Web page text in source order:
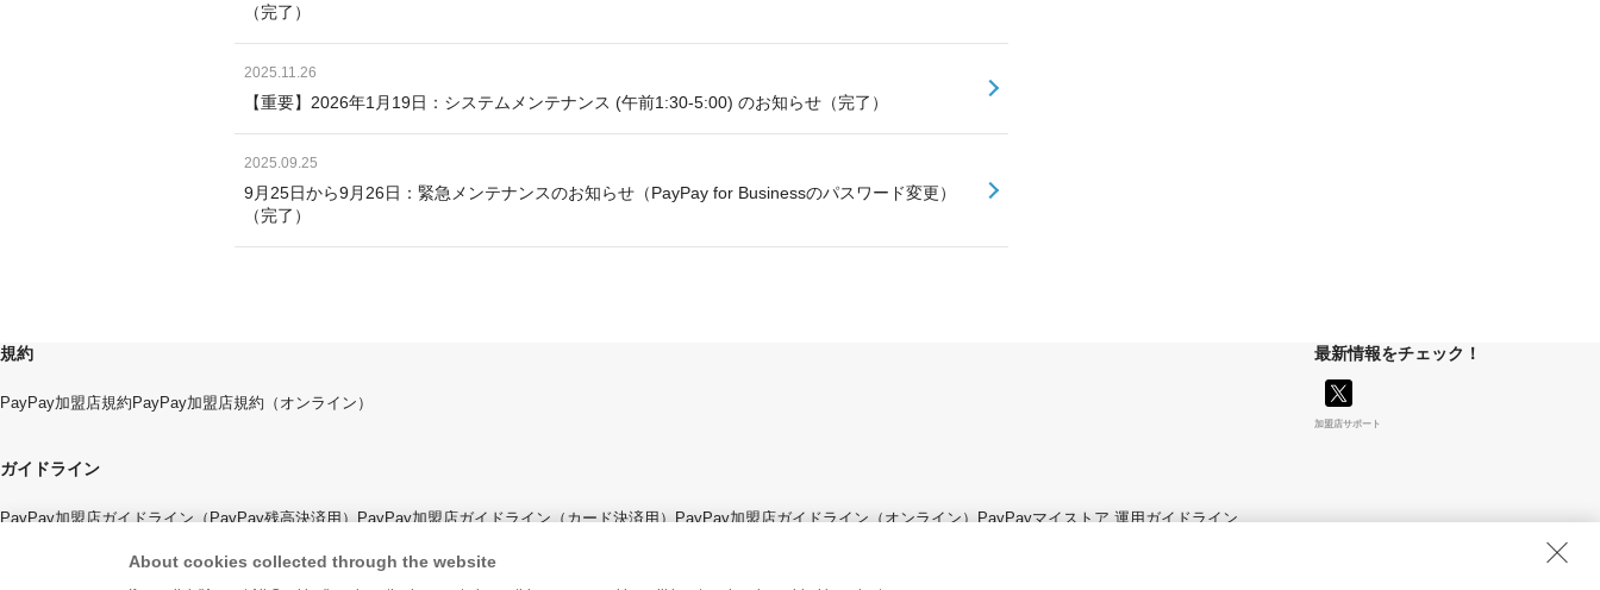
（完了）
2025.11.26
【重要】2026年1月19日：システムメンテナンス (午前1:30-5:00) のお知らせ（完了）
2025.09.25
9月25日から9月26日：緊急メンテナンスのお知らせ（PayPay for Businessのパスワード変更）
（完了）
規約
PayPay加盟店規約 PayPay加盟店規約（オンライン）
ガイドライン
PayPay加盟店ガイドライン（PayPay残高決済用） PayPay加盟店ガイドライン（カード決済用） PayPay加盟店ガイドライン（オンライン） PayPayマイストア 運用ガイドライン
最新情報をチェック！
加盟店サポート
About cookies collected through the website